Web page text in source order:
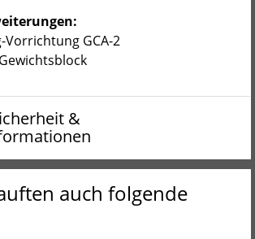
Vorrichtung GCA-2
&
auch folgende